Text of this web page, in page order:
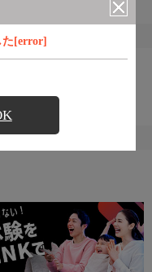
た[error]